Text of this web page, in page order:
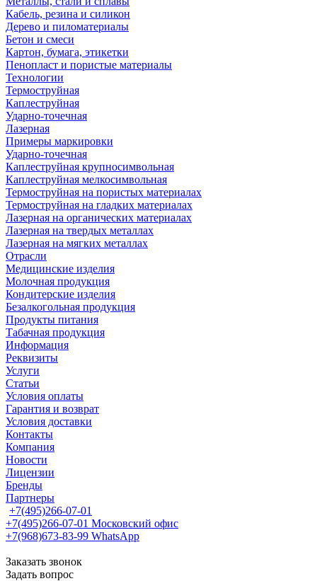
Кабель, резина и силикон
Дерево и пиломатериалы
Бетон и смеси
Картон, бумага, этикетки
Пенопласт и пористые материалы
Технологии
Термоструйная
Каплеструйная
Ударно-точечная
Лазерная
Примеры маркировки
Ударно-точечная
Каплеструйная крупносимвольная
Каплеструйная мелкосимвольная
Термоструйная на пористых материалах
Термоструйная на гладких материалах
Лазерная на органических материалах
Лазерная на твердых металлах
Лазерная на мягких металлах
Отрасли
Медицинские изделия
Молочная продукция
Кондитерские изделия
Безалкогольная продукция
Продукты питания
Табачная продукция
Информация
Реквизиты
Услуги
Статьи
Условия оплаты
Гарантия и возврат
Условия доставки
Контакты
Компания
Новости
Лицензии
Бренды
Партнеры
+7(495)266-07-01
+7(495)266-07-01 Московский офис
+7(968)673-83-99 WhatsApp
Заказать звонок
Задать вопрос